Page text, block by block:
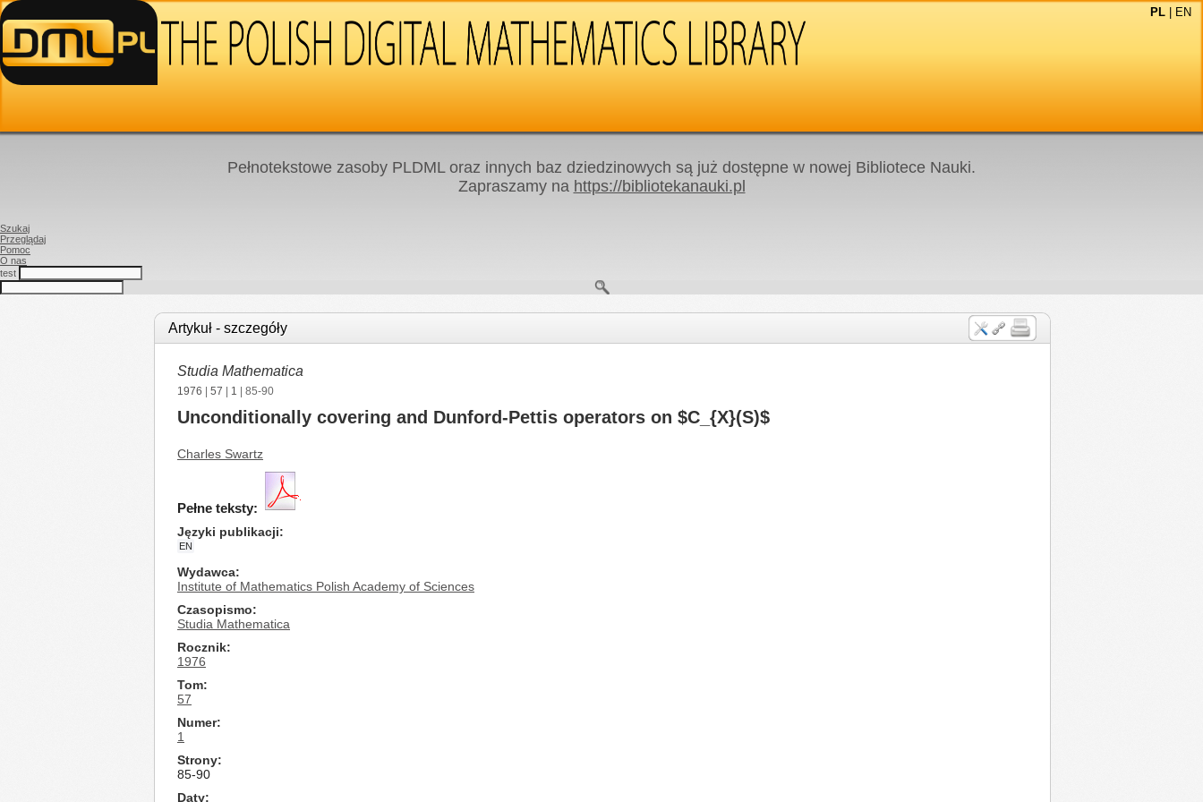
PL EN
Pełnotekstowe zasoby PLDML oraz innych baz dziedzinowych są już dostępne w nowej Bibliotece Nauki.
Zapraszamy na https://bibliotekanauki.pl
Szukaj
Przeglądaj
Pomoc
O nas
test
Artykuł - szczegóły
Studia Mathematica
1976 57 1 | 85-90
Unconditionally covering and Dunford-Pettis operators on $C_{X}(S)$
Charles Swartz
Pełne teksty:
Języki publikacji
EN
Wydawca
Institute of Mathematics Polish Academy of Sciences
Czasopismo
Studia Mathematica
Rocznik
1976
Tom
57
Numer
1
Strony
85-90
Daty